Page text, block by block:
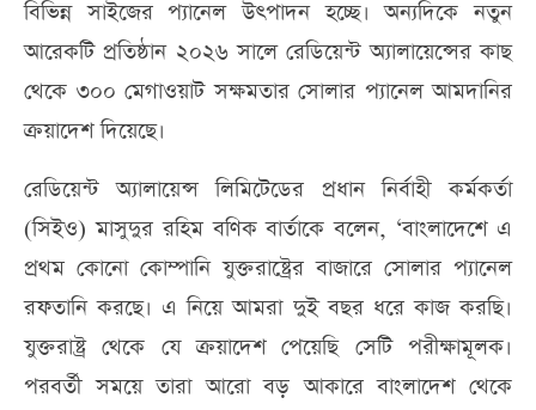
বিভিন্ন সাইজের প্যানেল উৎপাদন হচ্ছে। অন্যদিকে নতুন
আরেকটি প্রতিষ্ঠান ২০২৬ সালে রেডিয়েন্ট অ্যালায়েন্সের কাছ
থেকে ৩০০ মেগাওয়াট সক্ষমতার সোলার প্যানেল আমদানির
ক্রয়াদেশ দিয়েছে।
রেডিয়েন্ট অ্যালায়েন্স লিমিটেডের প্রধান নির্বাহী কর্মকর্তা
(সিইও) মাসুদুর রহিম বণিক বার্তাকে বলেন, ‘বাংলাদেশে এ
প্রথম কোনো কোম্পানি যুক্তরাষ্ট্রের বাজারে সোলার প্যানেল
রফতানি করছে। এ নিয়ে আমরা দুই বছর ধরে কাজ করছি।
যুক্তরাষ্ট্র থেকে যে ক্রয়াদেশ পেয়েছি সেটি পরীক্ষামূলক।
পরবর্তী সময়ে তারা আরো বড় আকারে বাংলাদেশ থেকে